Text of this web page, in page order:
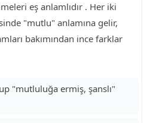
eş anlamlıdır . Her iki
"mutlu" anlamına gelir,
bakımından ince farklar
"mutluluğa ermiş, şanslı"